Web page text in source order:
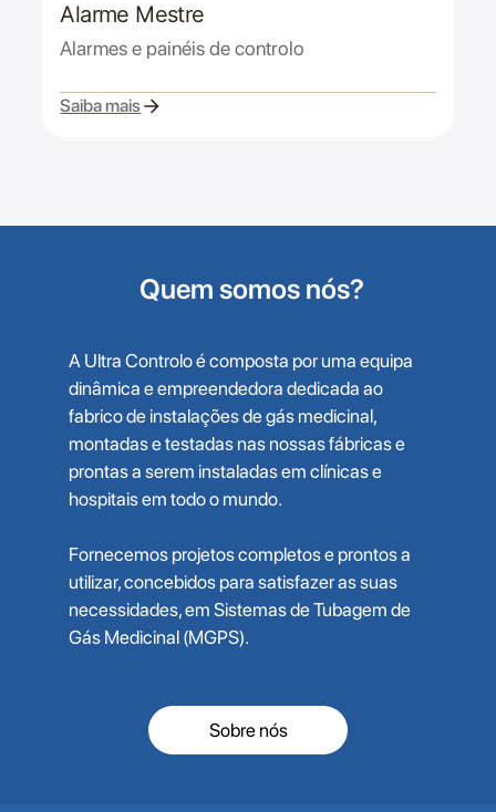
Alarme Mestre
Alarmes e painéis de controlo
Saiba mais
Quem somos nós?
A Ultra Controlo é composta por uma equipa
dinâmica e empreendedora dedicada ao
fabrico de instalações de gás medicinal,
montadas e testadas nas nossas fábricas e
prontas a serem instaladas em clínicas e
hospitais em todo o mundo.
Fornecemos projetos completos e prontos a
utilizar, concebidos para satisfazer as suas
necessidades, em Sistemas de Tubagem de
Gás Medicinal (MGPS).
Sobre nós